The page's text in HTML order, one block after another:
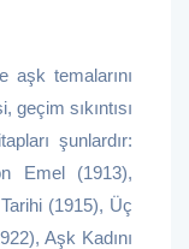
aşk temalarını
sıkıntısı
şunlardır:
Emel (1913),
(1915), Üç
Aşk Kadını